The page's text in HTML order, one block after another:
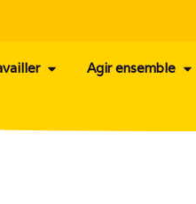
Agir ensemble